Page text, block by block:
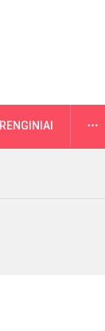
RENGINIAI